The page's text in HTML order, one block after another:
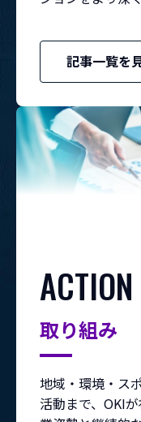
記事一覧を
ACTION
取り組み
地域・環境・ス
活動まで、OKI